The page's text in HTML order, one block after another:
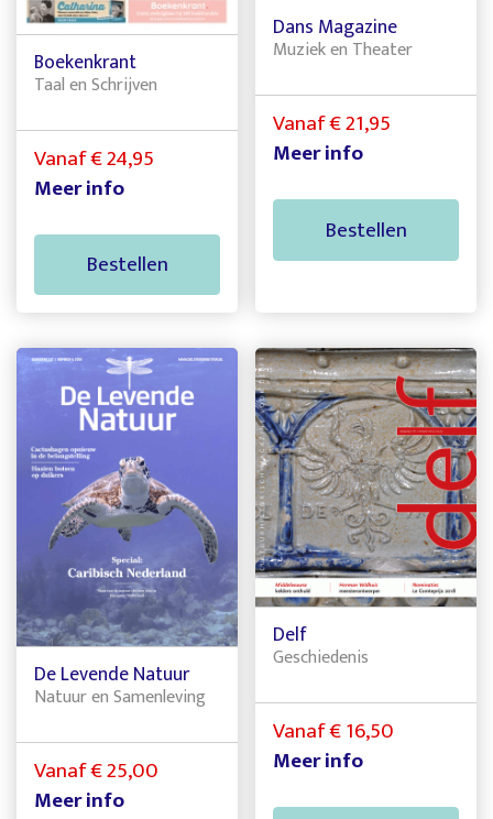
Boekenkrant
Taal en Schrijven
Vanaf € 24,95
Meer info
Bestellen
Dans Magazine
Muziek en Theater
Vanaf € 21,95
Meer info
Bestellen
De Levende Natuur
Natuur en Samenleving
Vanaf € 25,00
Meer info
Delf
Geschiedenis
Vanaf € 16,50
Meer info